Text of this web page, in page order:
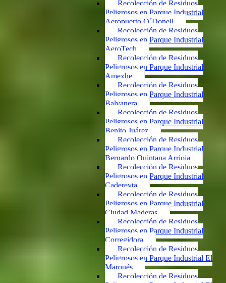
Recolección de Residuos
Peligrosos en Parque Industrial
Aeropuerto O´Donell
Recolección de Residuos
Peligrosos en Parque Industrial
AeroTech
Recolección de Residuos
Peligrosos en Parque Industrial
Amexhe
Recolección de Residuos
Peligrosos en Parque Industrial
Balvanera
Recolección de Residuos
Peligrosos en Parque Industrial
Benito Juárez
Recolección de Residuos
Peligrosos en Parque Industrial
Bernardo Quintana Arrioja
Recolección de Residuos
Peligrosos en Parque Industrial
Cadereyta
Recolección de Residuos
Peligrosos en Parque Industrial
Ciudad Maderas
Recolección de Residuos
Peligrosos en Parque Industrial
Corregidora
Recolección de Residuos
Peligrosos en Parque Industrial El
Marqués
Recolección de Residuos